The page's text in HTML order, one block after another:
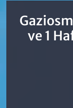
ve 1
Sinop
Süper Lig
Son